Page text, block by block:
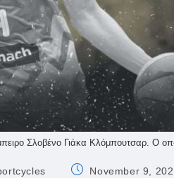
Σλοβένο Γιάκα Κλόμπουτσαρ. Ο
PostNovember 9,